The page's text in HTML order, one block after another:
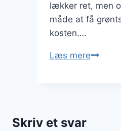
lækker ret, men
måde at få
kosten….
Læs mere
Skriv et svar